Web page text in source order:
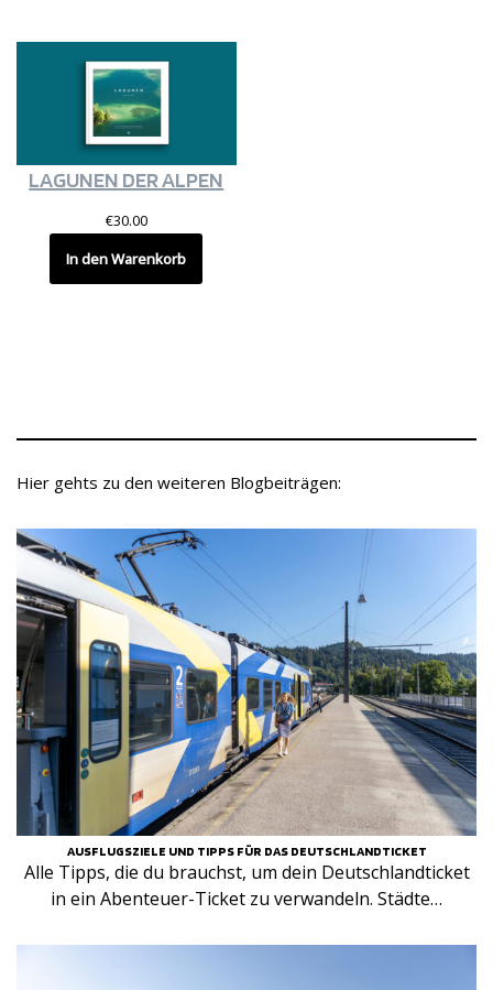
LAGUNEN DER ALPEN
€30.00
In den Warenkorb
Hier gehts zu den weiteren Blogbeiträgen:
AUSFLUGSZIELE UND TIPPS FÜR DAS DEUTSCHLANDTICKET
Alle Tipps, die du brauchst, um dein Deutschlandticket
in ein Abenteuer-Ticket zu verwandeln. Städte…